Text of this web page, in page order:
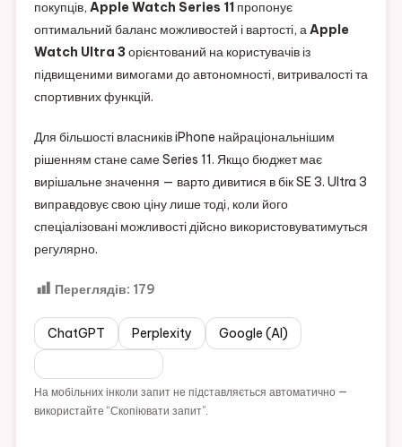
покупців, Apple Watch Series 11пропонує
оптимальний баланс можливостей і вартості, аApple
Watch Ultra 3 орієнтований на користувачів із
підвищеними вимогами до автономності, витривалості та
спортивних функцій.
Для більшості власників iPhone найраціональнішим
рішенням стане саме Series 11. Якщо бюджет має
вирішальне значення — варто дивитися в бік SE 3. Ultra 3
виправдовує свою ціну лише тоді, коли його
спеціалізовані можливості дійсно використовуватимуться
регулярно.
Переглядів: 179
ChatGPT Perplexity
Google (AI)
На мобільних інколи запит не підставляється автоматично —
використайте “Скопіювати запит”.